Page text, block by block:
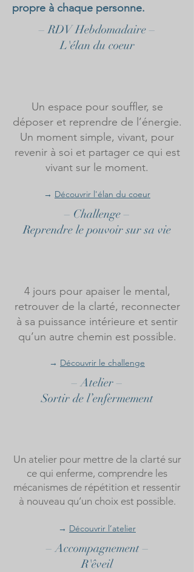
propre à chaque personne.
– RDV Hebdomadaire –
L'élan du coeur
Un espace pour souffler, se
déposer et reprendre de l’énergie.
Un moment simple, vivant, pour
revenir à soi et partager ce qui est
vivant sur le moment.
​→ Découvrir l'élan du coeur
– Challenge –
Reprendre le pouvoir sur sa vie
4 jours pour apaiser le mental,
retrouver de la clarté, reconnecter
à sa puissance intérieure et sentir
qu’un autre chemin est possible.
​→ Découvrir le challenge
– Atelier –
Sortir de l’enfermement
Un atelier pour mettre de la clarté sur
ce qui enferme, comprendre les
mécanismes de répétition et ressentir
à nouveau qu’un choix est possible.
→ Découvrir l’atelier
– Accompagnement –
R'êveil